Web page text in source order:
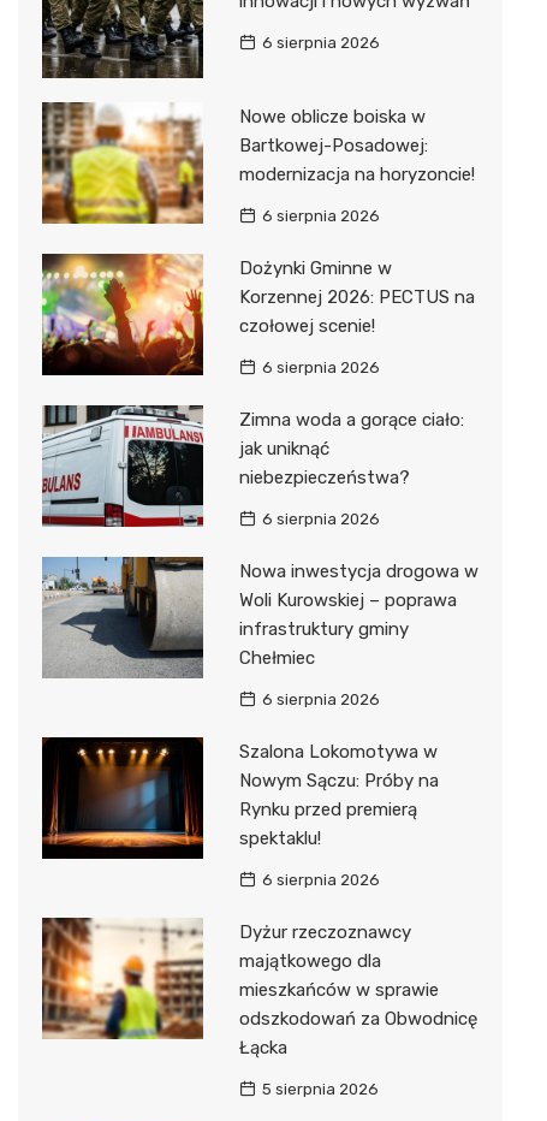
6 sierpnia 2026
Nowe oblicze boiska w
Bartkowej-Posadowej:
modernizacja na horyzoncie!
6 sierpnia 2026
Dożynki Gminne w
Korzennej 2026: PECTUS na
czołowej scenie!
6 sierpnia 2026
Zimna woda a gorące ciało:
jak uniknąć
niebezpieczeństwa?
6 sierpnia 2026
Nowa inwestycja drogowa w
Woli Kurowskiej – poprawa
infrastruktury gminy
Chełmiec
6 sierpnia 2026
Szalona Lokomotywa w
Nowym Sączu: Próby na
Rynku przed premierą
spektaklu!
6 sierpnia 2026
Dyżur rzeczoznawcy
majątkowego dla
mieszkańców w sprawie
odszkodowań za Obwodnicę
Łącka
5 sierpnia 2026